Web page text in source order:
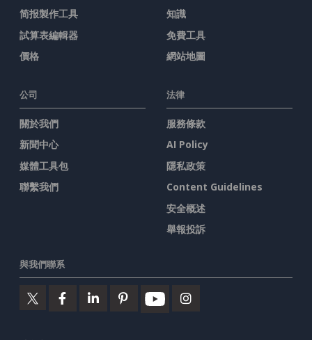
简报製作工具
試算表編輯器
價格
知識
免費工具
網站地圖
公司
關於我們
新聞中心
媒體工具包
聯繫我們
法律
服務條款
AI Policy
隱私政策
Content Guidelines
安全概述
舉報投訴
與我們聯系